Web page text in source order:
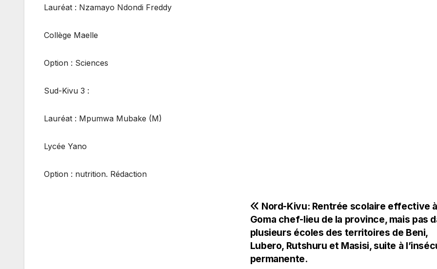
Lauréat : Nzamayo Ndondi Freddy
Collège Maelle
Option : Sciences
Sud-Kivu 3 :
Lauréat : Mpumwa Mubake (M)
Lycée Yano
Option : nutrition. Rédaction
Nord-Kivu: Rentrée scolaire effective à
Goma chef-lieu de la province, mais pas
plusieurs écoles des territoires de Beni,
Lubero, Rutshuru et Masisi, suite à
permanente.